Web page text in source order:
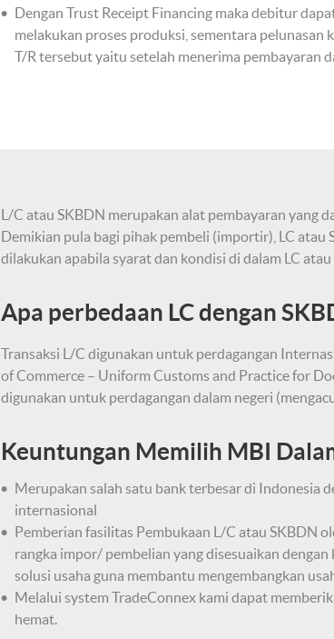
Dengan Trust Receipt Financing maka debitur
melakukan proses produksi, sementara
T/R tersebut yaitu setelah menerima pembayaran
L/C atau SKBDN merupakan alat pembayaran yang
Demikian pula bagi pihak pembeli (importir), LC
dilakukan apabila syarat dan kondisi di dalam LC
Apa perbedaan LC dengan
Transaksi L/C digunakan untuk perdagangan
of Commerce – Uniform Customs and Practice for
digunakan untuk perdagangan dalam negeri
Keuntungan Memilih MBI
Merupakan salah satu bank terbesar di Indonesia
internasional
Pemberian fasilitas Pembukaan L/C atau SKBDN
rangka impor/ pembelian yang disesuaikan
solusi usaha guna membantu mengembangkan
Melalui system TradeConnex kami dapat
hemat.